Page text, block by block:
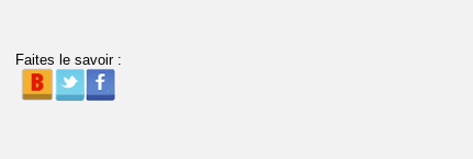
Faites le savoir :